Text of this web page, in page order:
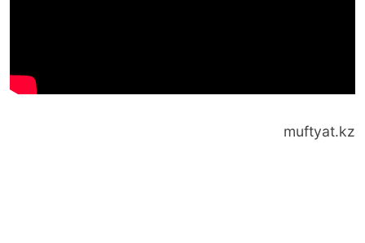
muftyat.kz